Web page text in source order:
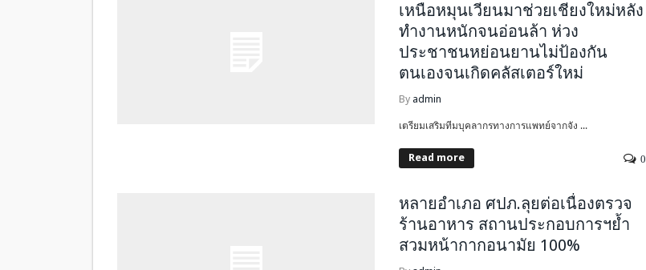
เหนือหมุนเวียนมาช่วยเชียงใหม่หลัง
ทำงานหนักจนอ่อนล้า ห่วง
ประชาชนหย่อนยานไม่ป้องกัน
ตนเองจนเกิดคลัสเตอร์ใหม่
By admin
เตรียมเสริมทีมบุคลากรทางการแพทย์จากจัง ...
Read more 0
หลายอำเภอ ศปภ.ลุยต่อเนื่องตรวจ
ร้านอาหาร สถานประกอบการฯย้ำ
สวมหน้ากากอนามัย 100%